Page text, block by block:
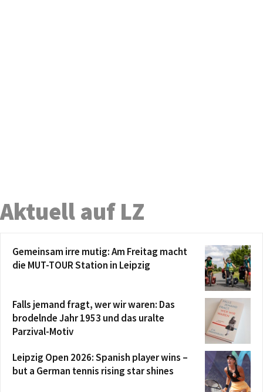
Aktuell auf LZ
Gemeinsam irre mutig: Am Freitag macht
die MUT-TOUR Station in Leipzig
Falls jemand fragt, wer wir waren: Das
brodelnde Jahr 1953 und das uralte
Parzival-Motiv
Leipzig Open 2026: Spanish player wins –
but a German tennis rising star shines